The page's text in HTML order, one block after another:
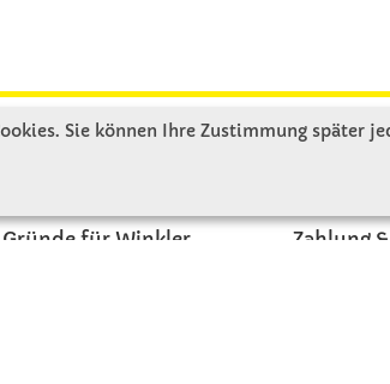
Gründe für Winkler
Zahlung
Sie können Ihre Zustimmung später